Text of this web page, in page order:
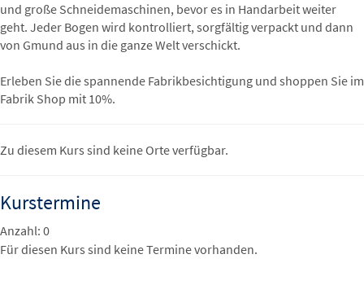
und große Schneidemaschinen, bevor es in Handarbeit weiter
geht. Jeder Bogen wird kontrolliert, sorgfältig verpackt und dann
von Gmund aus in die ganze Welt verschickt.
Erleben Sie die spannende Fabrikbesichtigung und shoppen Sie im
Fabrik Shop mit 10%.
Zu diesem Kurs sind keine Orte verfügbar.
Kurstermine
Anzahl: 0
Für diesen Kurs sind keine Termine vorhanden.